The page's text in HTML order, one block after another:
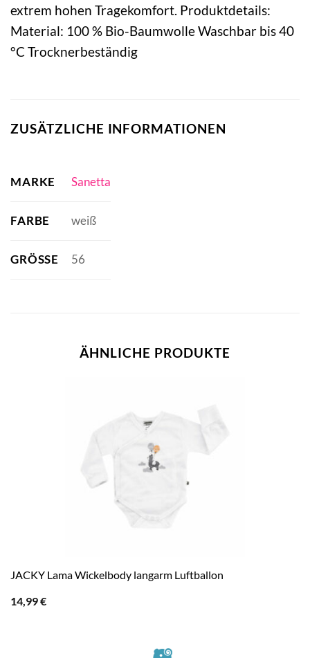
extrem hohen Tragekomfort. Produktdetails:
Material: 100 % Bio-Baumwolle Waschbar bis 40
°C Trocknerbeständig
ZUSÄTZLICHE INFORMATIONEN
MARKE Sanetta
FARBE weiß
GRÖSSE 56
ÄHNLICHE PRODUKTE
JACKY Lama Wickelbody langarm Luftballon
14,99€